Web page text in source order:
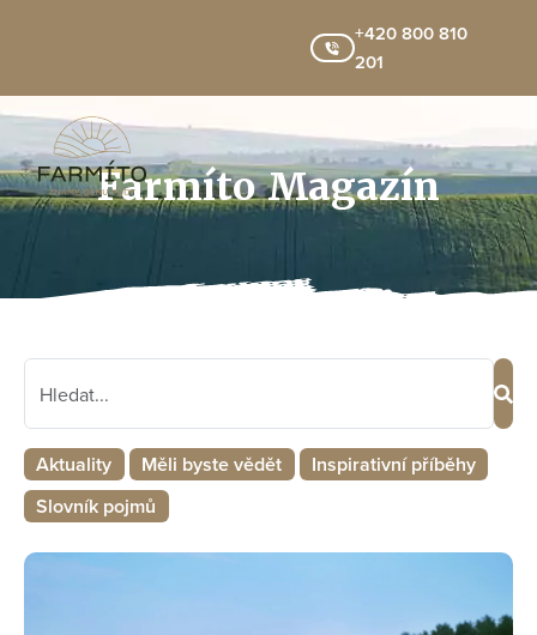
+420 800 810
201
Farmíto Magazín
Aktuality Měli byste vědět
Inspirativní příběhy
Slovník pojmů